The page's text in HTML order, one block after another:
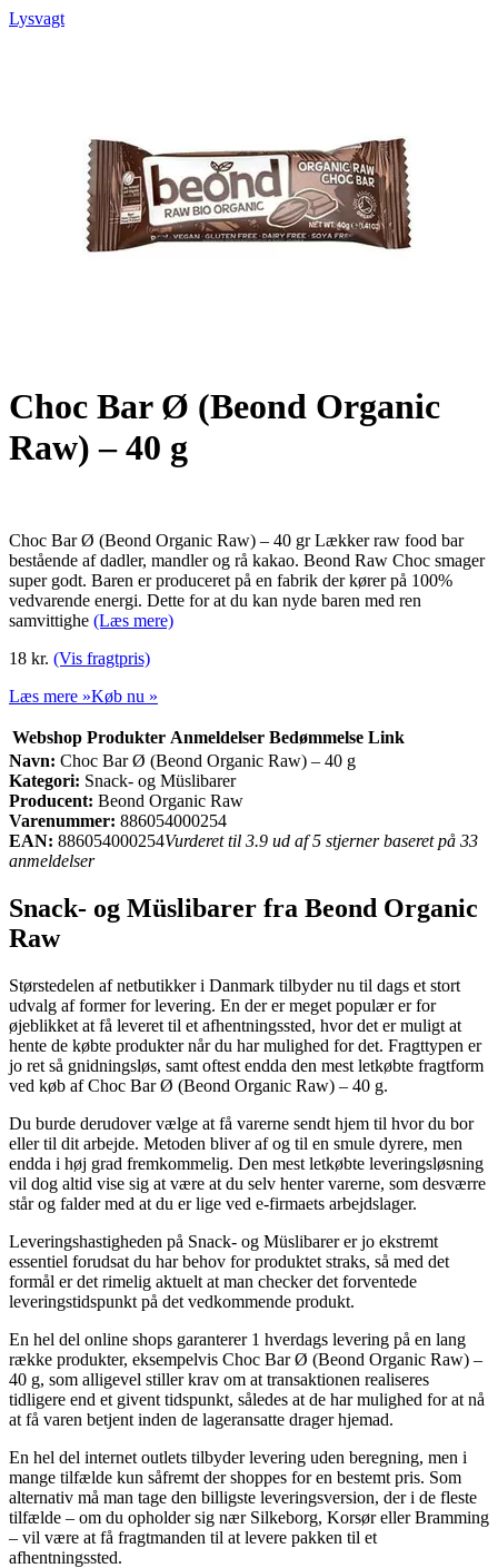
Lysvagt
Choc Bar Ø (Beond Organic
Raw) – 40 g
Choc Bar Ø (Beond Organic Raw) – 40 gr Lækker raw food bar
bestående af dadler, mandler og rå kakao. Beond Raw Choc smager
super godt. Baren er produceret på en fabrik der kører på 100%
vedvarende energi. Dette for at du kan nyde baren med ren
samvittighe (Læs mere)
18 kr. (Vis fragtpris)
Læs mere »Køb nu »
Webshop Produkter Anmeldelser Bedømmelse Link
Navn: Choc Bar Ø (Beond Organic Raw) – 40 g
Kategori: Snack- og Müslibarer
Producent: Beond Organic Raw
Varenummer: 886054000254
EAN: 886054000254Vurderet til 3.9 ud af 5 stjerner baseret på 33
anmeldelser
Snack- og Müslibarer fra Beond Organic
Raw
Størstedelen af netbutikker i Danmark tilbyder nu til dags et stort
udvalg af former for levering. En der er meget populær er for
øjeblikket at få leveret til et afhentningssted, hvor det er muligt at
hente de købte produkter når du har mulighed for det. Fragttypen er
jo ret så gnidningsløs, samt oftest endda den mest letkøbte fragtform
ved køb af Choc Bar Ø (Beond Organic Raw) – 40 g.
Du burde derudover vælge at få varerne sendt hjem til hvor du bor
eller til dit arbejde. Metoden bliver af og til en smule dyrere, men
endda i høj grad fremkommelig. Den mest letkøbte leveringsløsning
vil dog altid vise sig at være at du selv henter varerne, som desværre
står og falder med at du er lige ved e-firmaets arbejdslager.
Leveringshastigheden på Snack- og Müslibarer er jo ekstremt
essentiel forudsat du har behov for produktet straks, så med det
formål er det rimelig aktuelt at man checker det forventede
leveringstidspunkt på det vedkommende produkt.
En hel del online shops garanterer 1 hverdags levering på en lang
række produkter, eksempelvis Choc Bar Ø (Beond Organic Raw) –
40 g, som alligevel stiller krav om at transaktionen realiseres
tidligere end et givent tidspunkt, således at de har mulighed for at nå
at få varen betjent inden de lageransatte drager hjemad.
En hel del internet outlets tilbyder levering uden beregning, men i
mange tilfælde kun såfremt der shoppes for en bestemt pris. Som
alternativ må man tage den billigste leveringsversion, der i de fleste
tilfælde – om du opholder sig nær Silkeborg, Korsør eller Bramming
– vil være at få fragtmanden til at levere pakken til et
afhentningssted.